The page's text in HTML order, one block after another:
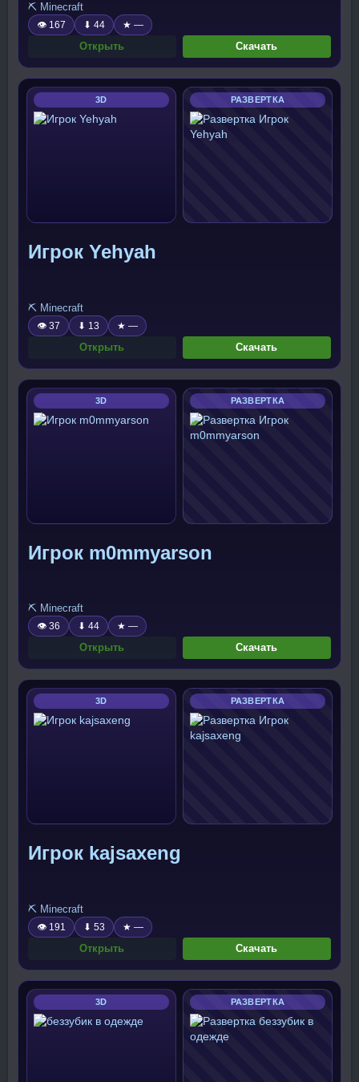
⛏️ Minecraft
👁 167 ⬇ 44 ★ —
Открыть Скачать
3D РАЗВЕРТКА
Игрок Yehyah
⛏️ Minecraft
👁 37 ⬇ 13 ★ —
Открыть Скачать
3D РАЗВЕРТКА
Игрок m0mmyarson
⛏️ Minecraft
👁 36 ⬇ 44 ★ —
Открыть Скачать
3D РАЗВЕРТКА
Игрок kajsaxeng
⛏️ Minecraft
👁 191 ⬇ 53 ★ —
Открыть Скачать
3D РАЗВЕРТКА